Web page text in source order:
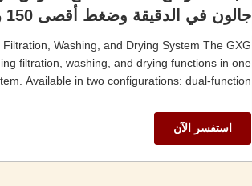
جالون في الدقيقة وضغط أقصى 150 رطل لكل بوصة مربعة
Washing, and Drying System The GXG
filtration, washing, and drying functions in one
Available in two configurations: dual-function ...
استفسر الآن